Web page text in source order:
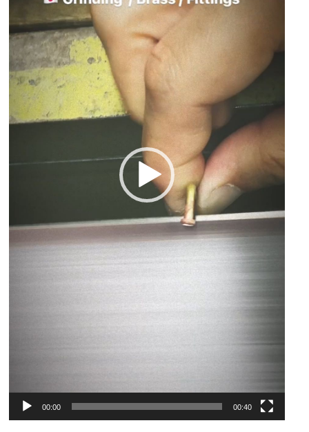
ー
00:00 00:40